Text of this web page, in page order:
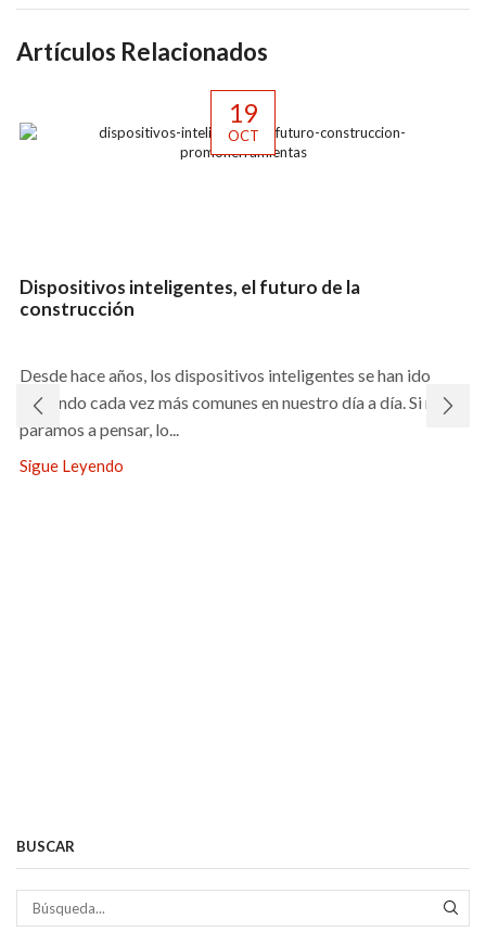
Artículos Relacionados
19
OCT
Dispositivos inteligentes, el futuro de la
construcción
Desde hace años, los dispositivos inteligentes se han ido
haciendo cada vez más comunes en nuestro día a día. Si nos
paramos a pensar, lo...
Sigue Leyendo
BUSCAR